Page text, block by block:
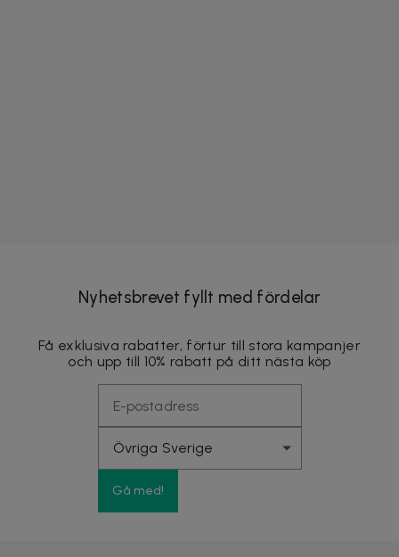
Nyhetsbrevet fyllt med fördelar
Få exklusiva rabatter, förtur till stora kampanjer
och upp till 10% rabatt på ditt nästa köp
Gå med!